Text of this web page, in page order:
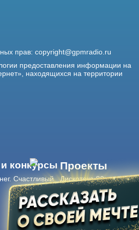
прав: copyright@gpmradio.ru
предоставления информации на
находящихся на территории
конкурсы
Счастливый
Проекты
Дискотека 80-х
Живые концерты
Журнал Авторадио
Авторадиов смартфоне